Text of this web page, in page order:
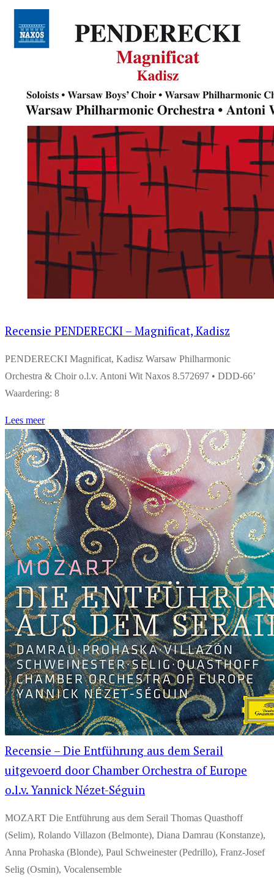
Recensie PENDERECKI – Magnificat, Kadisz
PENDERECKI Magnificat, Kadisz Warsaw Philharmonic
Orchestra & Choir o.l.v. Antoni Wit Naxos 8.572697 • DDD-66’
Waardering: 8
Lees meer
Recensie – Die Entführung aus dem Serail
uitgevoerd door Chamber Orchestra of Europe
o.l.v. Yannick Nézet-Séguin
MOZART Die Entführung aus dem Serail Thomas Quasthoff
(Selim), Rolando Villazon (Belmonte), Diana Damrau (Konstanze),
Anna Prohaska (Blonde), Paul Schweinester (Pedrillo), Franz-Josef
Selig (Osmin), Vocalensemble